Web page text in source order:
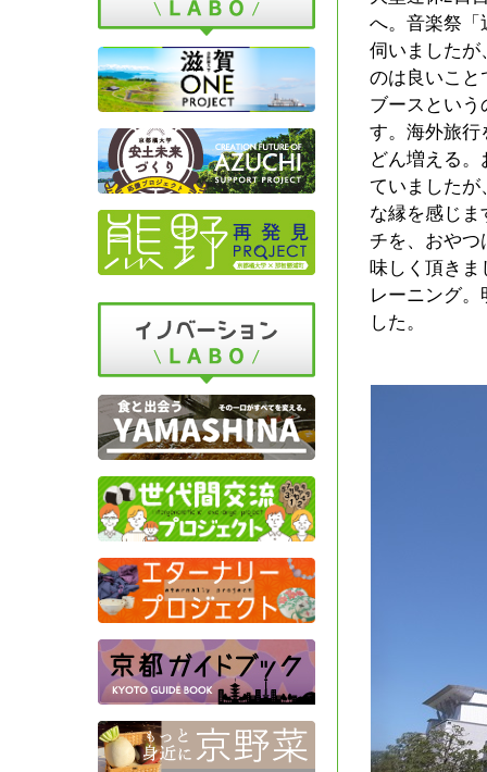
へ。音楽祭「
伺いましたが
のは良いこと
ブースとい
す。海外旅行
どん増える
ていました
な縁を感じ
チを、おや
味しく頂きま
レーニング
した。